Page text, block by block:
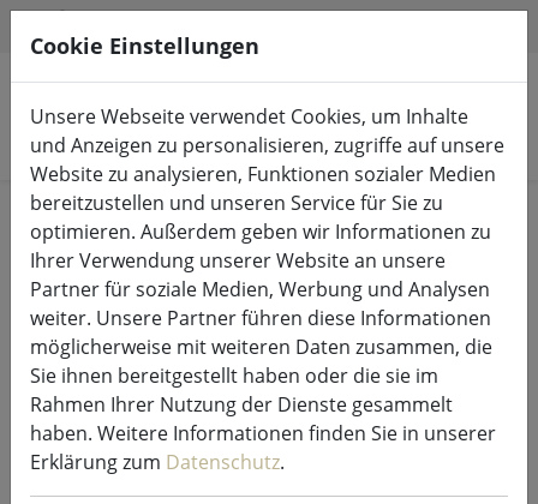
Produkte suchen
Start Küche & Essen Geschirr
Bitz Speiseteller 27cm grau hellblau
11% SPAREN
Cookie Einstellungen
Unsere Webseite verwendet Cookies, um Inhalte
und Anzeigen zu personalisieren, zugriffe auf unsere
Website zu analysieren, Funktionen sozialer Medien
bereitzustellen und unseren Service für Sie zu
optimieren. Außerdem geben wir Informationen zu
Ihrer Verwendung unserer Website an unsere
Partner für soziale Medien, Werbung und Analysen
weiter. Unsere Partner führen diese Informationen
möglicherweise mit weiteren Daten zusammen, die
Sie ihnen bereitgestellt haben oder die sie im
Rahmen Ihrer Nutzung der Dienste gesammelt
haben. Weitere Informationen finden Sie in unserer
Erklärung zum Datenschutz.